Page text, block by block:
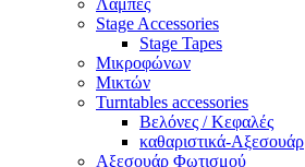
Λάμπες
Stage Accessories
Stage Tapes
Μικροφώνων
Μικτών
Turntables accessories
Βελόνες / Κεφαλές
καθαριστικά-Αξεσουάρ
Αξεσουάρ Φωτισμού